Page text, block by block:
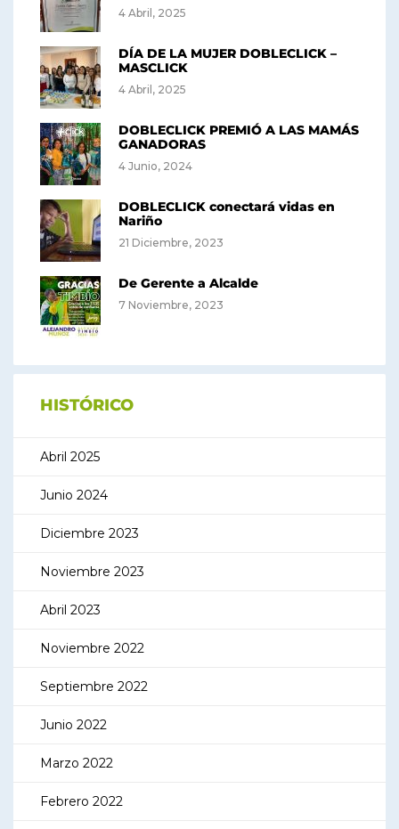
4 Abril, 2025
DÍA DE LA MUJER DOBLECLICK –
MASCLICK
4 Abril, 2025
DOBLECLICK PREMIÓ A LAS MAMÁS
GANADORAS
4 Junio, 2024
DOBLECLICK conectará vidas en
Nariño
21 Diciembre, 2023
De Gerente a Alcalde
7 Noviembre, 2023
HISTÓRICO
Abril 2025
Junio 2024
Diciembre 2023
Noviembre 2023
Abril 2023
Noviembre 2022
Septiembre 2022
Junio 2022
Marzo 2022
Febrero 2022